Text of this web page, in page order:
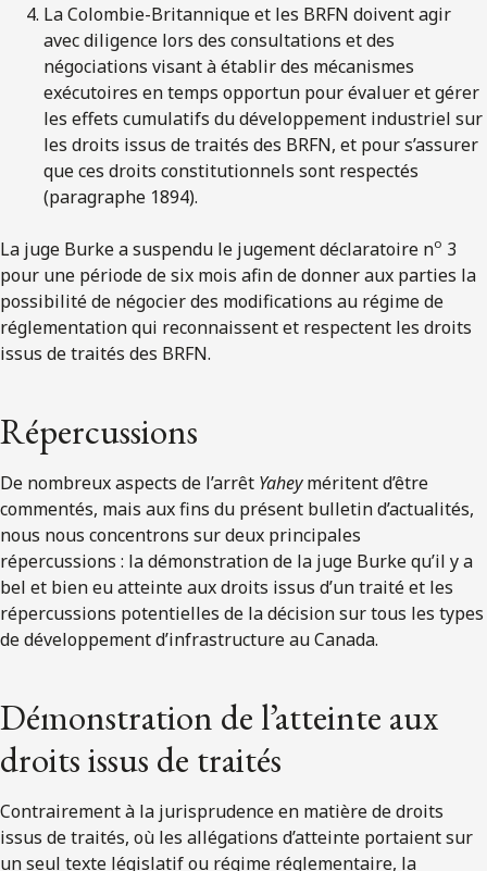
La Colombie-Britannique et les BRFN doivent agir
avec diligence lors des consultations et des
négociations visant à établir des mécanismes
exécutoires en temps opportun pour évaluer et gérer
les effets cumulatifs du développement industriel sur
les droits issus de traités des BRFN, et pour s’assurer
que ces droits constitutionnels sont respectés
(paragraphe 1894).
La juge Burke a suspendu le jugement déclaratoire no 3
pour une période de six mois afin de donner aux parties la
possibilité de négocier des modifications au régime de
réglementation qui reconnaissent et respectent les droits
issus de traités des BRFN.
Répercussions
De nombreux aspects de l’arrêt Yaheyméritent d’être
commentés, mais aux fins du présent bulletin d’actualités,
nous nous concentrons sur deux principales
répercussions : la démonstration de la juge Burke qu’il y a
bel et bien eu atteinte aux droits issus d’un traité et les
répercussions potentielles de la décision sur tous les types
de développement d’infrastructure au Canada.
Démonstration de l’atteinte aux
droits issus de traités
Contrairement à la jurisprudence en matière de droits
issus de traités, où les allégations d’atteinte portaient sur
un seul texte législatif ou régime réglementaire, la